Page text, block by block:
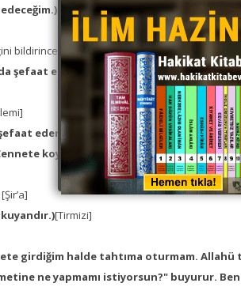
[İmam-ı Ahmed, Nesai]
Hazret-i Ebüdderda, (İmanı olan
şefaat edeceğim)
buyurdu. (Hatib)
ederim.)
[Taberani]
koy!” diyeceğim. Hepsi şefaatimle
[Şir’a]
[Tirmizi]
girdiğim halde tahtıma oturmam. Allahü
ne yapmamı istiyorsun?" buyurur. Ben